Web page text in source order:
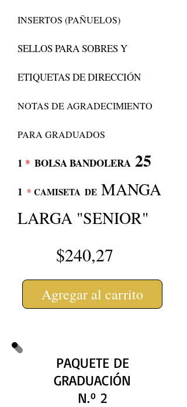
INSERTOS (PAÑUELOS)
SELLOS PARA SOBRES Y
ETIQUETAS DE DIRECCIÓN
NOTAS DE AGRADECIMIENTO
PARA GRADUADOS
1 * BOLSA BANDOLERA 25
1 * CAMISETA DE MANGA
LARGA "SENIOR"
$240,27
Agregar al carrito
PAQUETE DE
GRADUACIÓN
N.º 2